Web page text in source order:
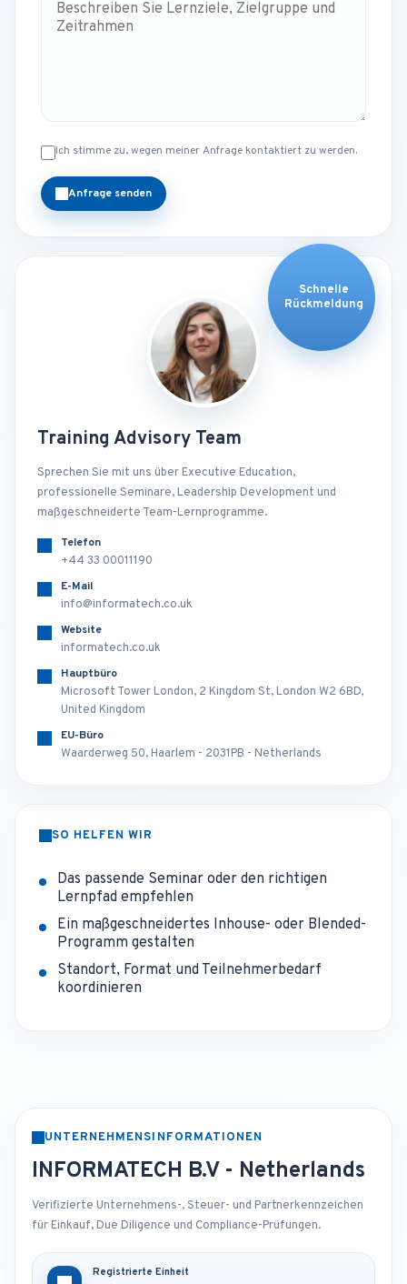
Ich stimme zu, wegen meiner Anfrage kontaktiert zu werden.
Anfrage senden
Schnelle
Rückmeldung
Training Advisory Team
Sprechen Sie mit uns über Executive Education,
professionelle Seminare, Leadership Development und
maßgeschneiderte Team-Lernprogramme.
Telefon
+44 33 00011190
E-Mail
info@informatech.co.uk
Website
informatech.co.uk
Hauptbüro
Microsoft Tower London, 2 Kingdom St, London W2 6BD,
United Kingdom
EU-Büro
Waarderweg 50, Haarlem - 2031PB - Netherlands
SO HELFEN WIR
Das passende Seminar oder den richtigen
Lernpfad empfehlen
Ein maßgeschneidertes Inhouse- oder Blended-
Programm gestalten
Standort, Format und Teilnehmerbedarf
koordinieren
UNTERNEHMENSINFORMATIONEN
INFORMATECH B.V - Netherlands
Verifizierte Unternehmens-, Steuer- und Partnerkennzeichen
für Einkauf, Due Diligence und Compliance-Prüfungen.
Registrierte Einheit